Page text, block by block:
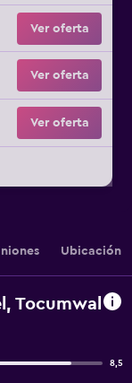
Ver oferta
Ver oferta
Ver oferta
Ubicación
Tocumwal
8,5